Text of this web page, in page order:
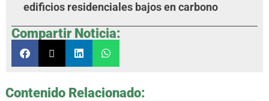
edificios residenciales bajos en carbono
Compartir Noticia:
Contenido Relacionado: